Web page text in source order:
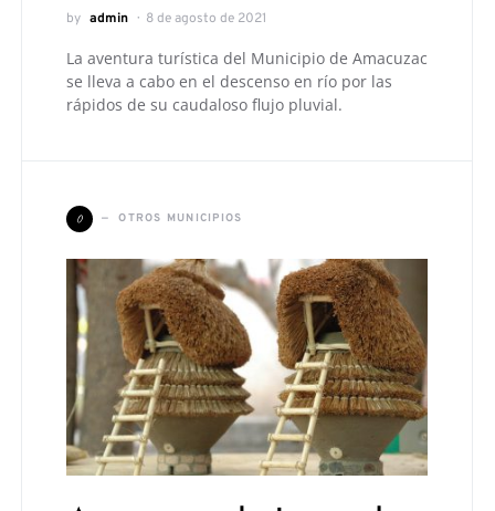
by admin 8 de agosto de 2021
La aventura turística del Municipio de Amacuzac
se lleva a cabo en el descenso en río por las
rápidos de su caudaloso flujo pluvial.
O OTROS MUNICIPIOS